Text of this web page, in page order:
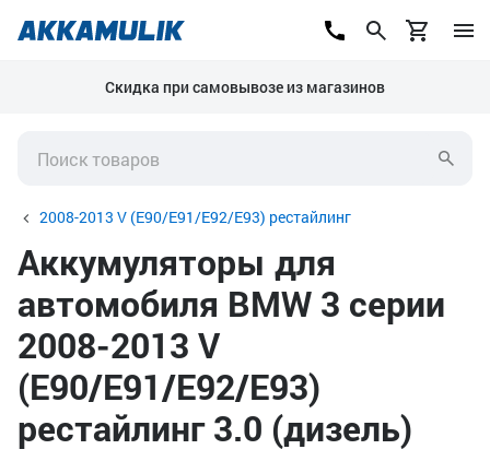
Скидка при самовывозе из магазинов
2008-2013 V (E90/E91/E92/E93) рестайлинг
Аккумуляторы для
автомобиля BMW 3 серии
2008-2013 V
(E90/E91/E92/E93)
рестайлинг 3.0 (дизель)